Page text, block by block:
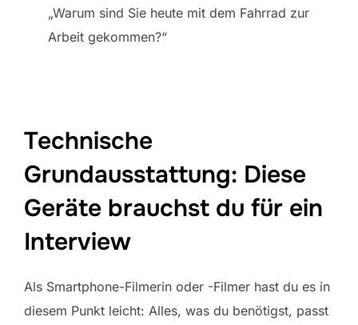
„Warum sind Sie heute mit dem Fahrrad zur
Arbeit gekommen?“
Technische
Grundausstattung: Diese
Geräte brauchst du für ein
Interview
Als Smartphone-Filmerin oder -Filmer hast du es in
diesem Punkt leicht: Alles, was du benötigst, passt